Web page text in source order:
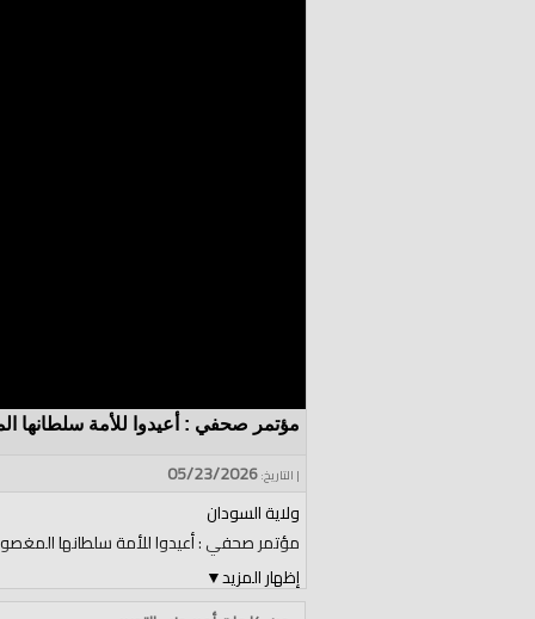
مؤتمر صحفي : أعيدوا للأمة سلطانها
| التاريخ:05/23/2026
إظهار المزيد▼
ولاية السودان
مؤتمر صحفي : أعيدوا للأمة سلطانها
ألقاه الناطق الرسمي لحزب التحرير في ولاية